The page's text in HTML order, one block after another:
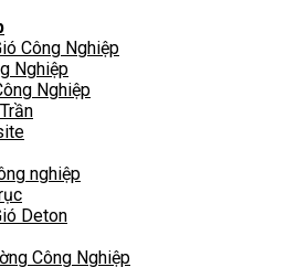
Công Nghiệp
Nghiệp
Nghiệp
nghiệp
Deton
Công Nghiệp